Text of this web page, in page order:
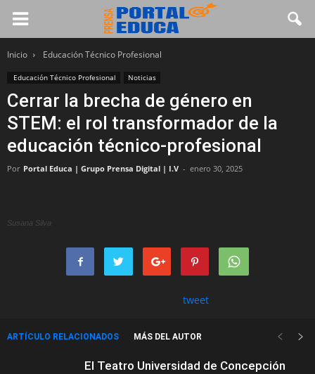
Inicio Educación Técnico Profesional
Educación Técnico Profesional Noticias
Cerrar la brecha de género en
STEM: el rol transformador de la
educación técnico-profesional
Por Portal Educa | Grupo Prensa Digital | I.V - enero 30, 2025
Susana Silva
tweet
ARTÍCULO RELACIONADOS MÁS DEL AUTOR
El Teatro Universidad de Concepción